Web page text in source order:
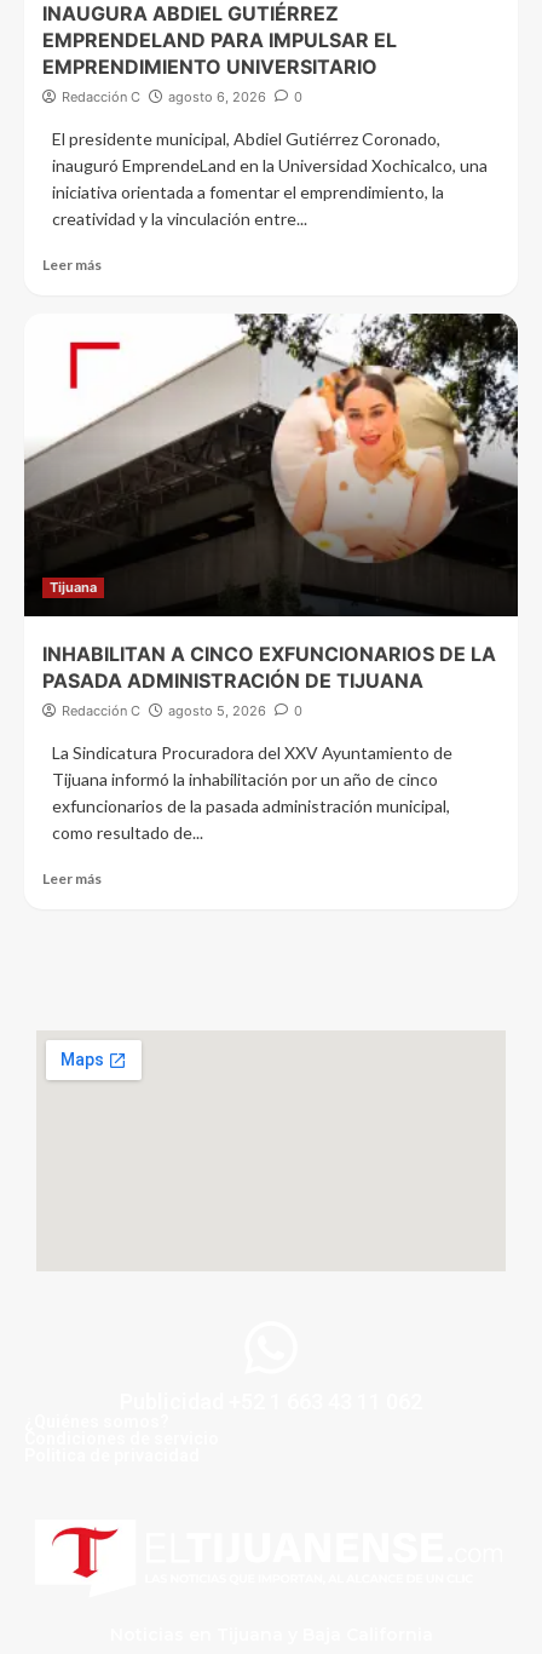
INAUGURA ABDIEL GUTIÉRREZ
EMPRENDELAND PARA IMPULSAR EL
EMPRENDIMIENTO UNIVERSITARIO
Redacción C agosto 6, 2026 0
El presidente municipal, Abdiel Gutiérrez Coronado,
inauguró EmprendeLand en la Universidad Xochicalco, una
iniciativa orientada a fomentar el emprendimiento, la
creatividad y la vinculación entre...
Leer más
Tijuana
INHABILITAN A CINCO EXFUNCIONARIOS DE LA
PASADA ADMINISTRACIÓN DE TIJUANA
Redacción C agosto 5, 2026 0
La Sindicatura Procuradora del XXV Ayuntamiento de
Tijuana informó la inhabilitación por un año de cinco
exfuncionarios de la pasada administración municipal,
como resultado de...
Leer más